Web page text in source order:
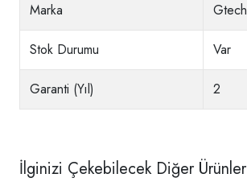
Marka Gtech
Stok Durumu Var
Garanti (Yıl) 2
İlginizi Çekebilecek Diğer Ürünler